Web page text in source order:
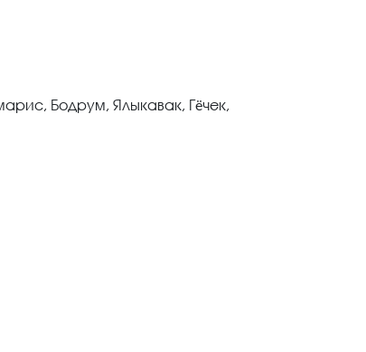
Бодрум, Ялыкавак, Гёчек,